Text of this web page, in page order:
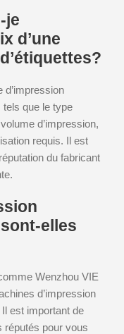
je
d’une
tels que le type
d’impression,
requis. Il est
du fabricant
elles
Wenzhou VIE
d’impression
Il est important de
réputés pour vous